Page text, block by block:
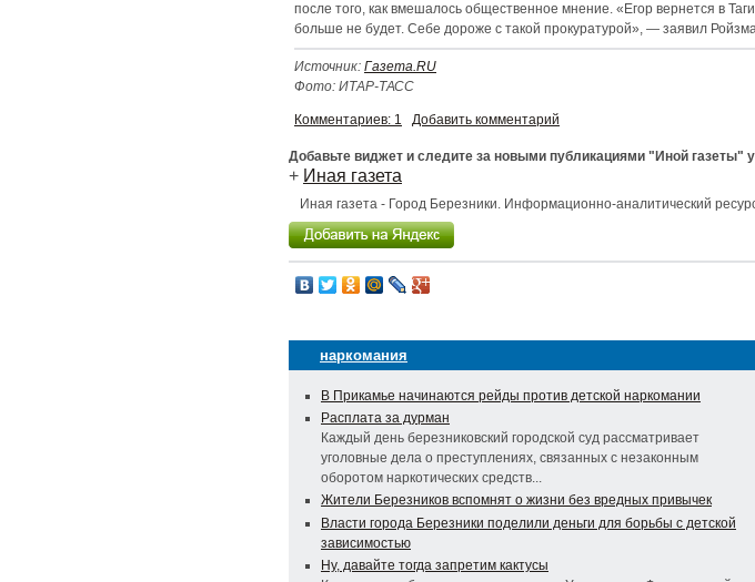
после того, как вмешалось общественное мнение. «Егор вернется в
больше не будет. Себе дороже с такой прокуратурой», — заявил
Источник: Газета.RU
Фото: ИТАР-ТАСС
Комментариев: 1 Добавить комментарий
Добавьте виджет и следите за новыми публикациями "Иной газеты"
+ Иная газета
Иная газета - Город Березники. Информационно-аналитический
наркомания
В Прикамье начинаются рейды против детской наркомании
Расплата за дурман
Каждый день березниковский городской суд рассматривает
уголовные дела о преступлениях, связанных с незаконным
оборотом наркотических средств...
Жители Березников вспомнят о жизни без вредных привычек
Власти города Березники поделили деньги для борьбы с детской
зависимостью
Ну, давайте тогда запретим кактусы